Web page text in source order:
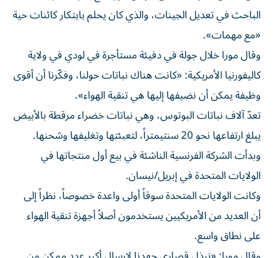
الباحث في تعديل الجينات، والذي كان يحلم بابتكار كائنات حية
«مع مهمات».
وقال مورا خلال جولة في دفيئة مستأجرة في لودي في ولاية
كاليفورنيا الأمريكية: «كانت هناك نباتات حولنا، وفكّرنا أن أقوى
وظيفة يمكن أن نضيفها إليها هي تنقية الهواء».
تعدّ آلاف نباتات البوتوس، وهي نباتات خضراء مرقطة بالأبيض
يبلغ ارتفاعها نحو 20 سنتيمتراً، لتعبئتها وتغليفها وشحنها.
وبدأت الشركة الفرنسية الناشئة في بيع أول منتجاتها في
الولايات المتحدة في إبريل/نيسان.
وكانت الولايات المتحدة سوقاً أولى واعدة خصوصاً، نظراً إلى
أن العديد من الأمريكيين يستخدمون أصلاً أجهزة تنقية الهواء
على نطاق واسع.